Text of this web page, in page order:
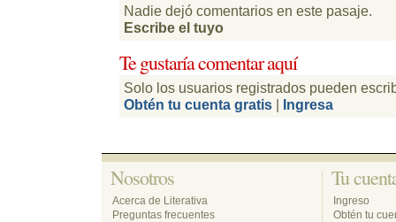
Nadie dejó comentarios en este pasaje.
Escribe el tuyo
Te gustaría comentar aquí
Solo los usuarios registrados pueden
Obtén tu cuenta gratis | Ingresa
Nosotros
Acerca de Literativa
Preguntas frecuentes
Tu
Ingreso
Obtén tu